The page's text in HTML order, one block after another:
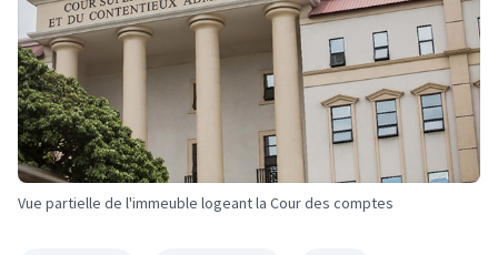
Vue partielle de l'immeuble logeant la Cour des comptes